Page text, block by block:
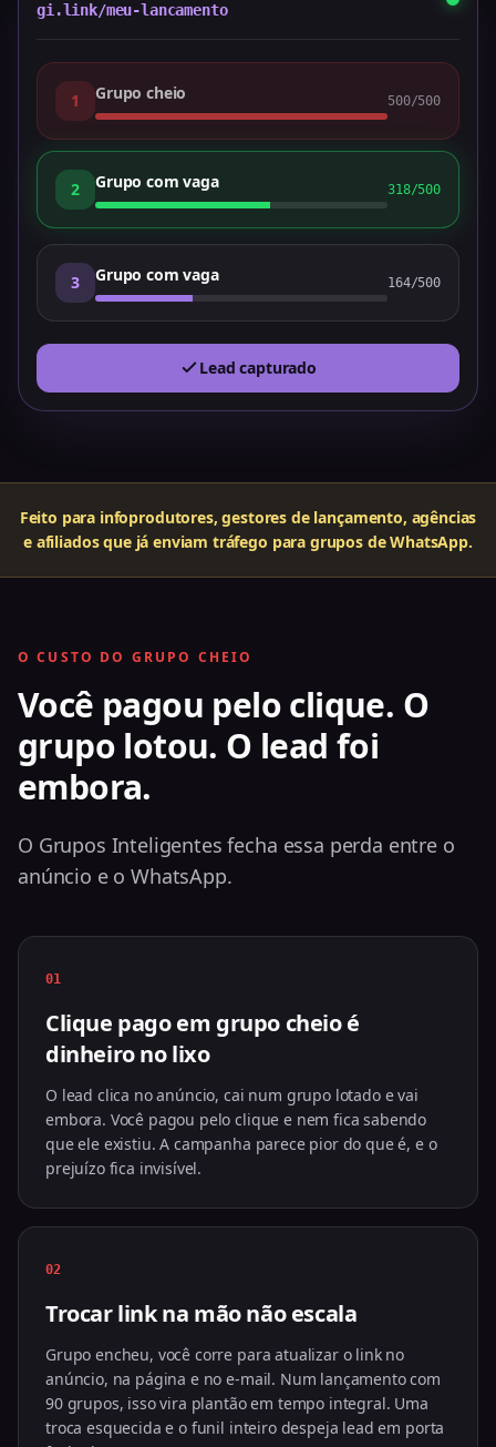
gi.link/meu-lancamento
1 Grupo cheio 500/500
2 Grupo com vaga 318/500
3 Grupo com vaga 164/500
Lead capturado
Feito para infoprodutores, gestores de lançamento, agências
e afiliados que já enviam tráfego para grupos de WhatsApp.
O CUSTO DO GRUPO CHEIO
Você pagou pelo clique. O
grupo lotou. O lead foi
embora.
O Grupos Inteligentes fecha essa perda entre o
anúncio e o WhatsApp.
01
Clique pago em grupo cheio é
dinheiro no lixo
O lead clica no anúncio, cai num grupo lotado e vai
embora. Você pagou pelo clique e nem fica sabendo
que ele existiu. A campanha parece pior do que é, e o
prejuízo fica invisível.
02
Trocar link na mão não escala
Grupo encheu, você corre para atualizar o link no
anúncio, na página e no e-mail. Num lançamento com
90 grupos, isso vira plantão em tempo integral. Uma
troca esquecida e o funil inteiro despeja lead em porta